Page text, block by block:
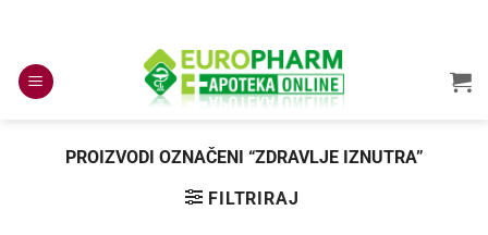
content
PROIZVODI OZNAČENI “ZDRAVLJE IZNUTRA”
FILTRIRAJ